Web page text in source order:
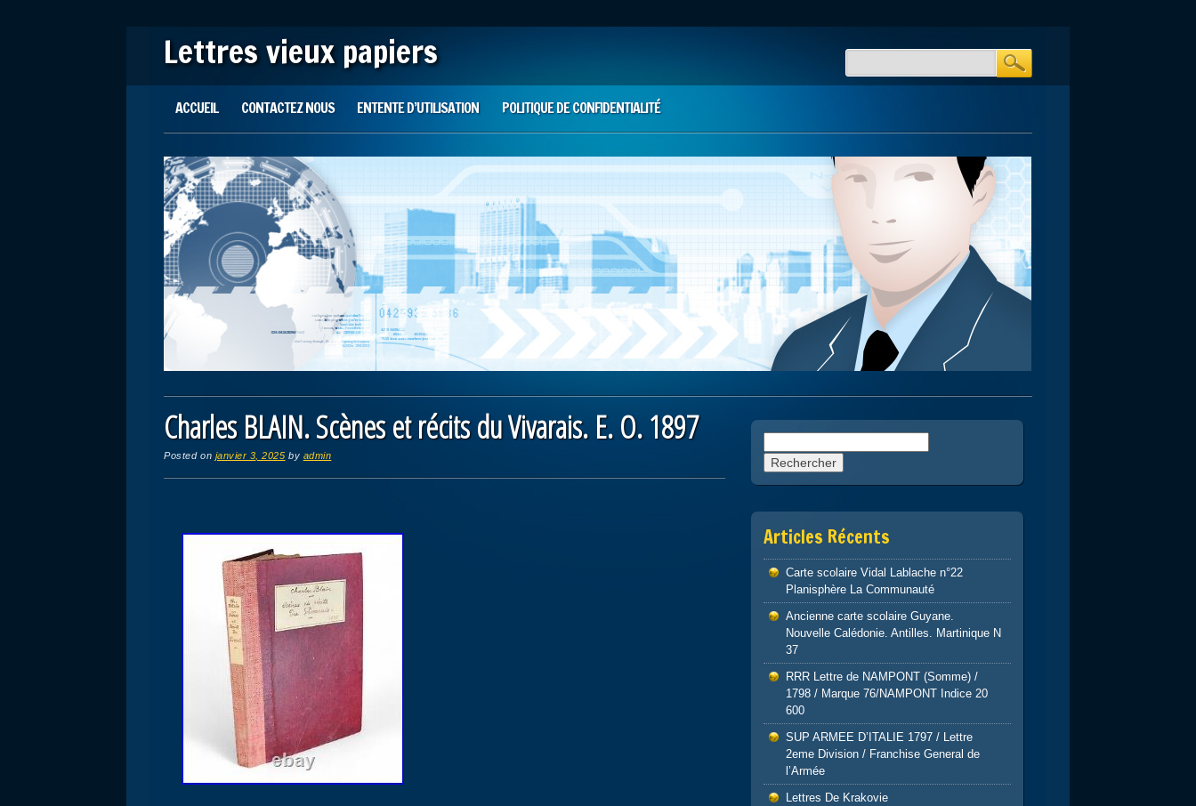
Lettres vieux papiers
Main menu
ACCUEIL CONTACTEZ NOUS ENTENTE D’UTILISATION POLITIQUE DE CONFIDENTIALITÉ
Charles BLAIN. Scènes et récits du Vivarais. E. O. 1897
Posted on janvier 3, 2025 by admin
Articles Récents
Carte scolaire Vidal Lablache n°22
Planisphère La Communauté
Ancienne carte scolaire Guyane.
Nouvelle Calédonie. Antilles. Martinique N
37
RRR Lettre de NAMPONT (Somme) /
1798 / Marque 76/NAMPONT Indice 20
600
SUP ARMEE D’ITALIE 1797 / Lettre
2eme Division / Franchise General de
l’Armée
Lettres De Krakovie